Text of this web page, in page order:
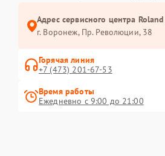
Адрес сервисного центра
г. Воронеж, Пр. Революции, 38
Горячая линия
+7 (473) 201-67-53
Время работы
Ежедневно с 9:00 до 21:00